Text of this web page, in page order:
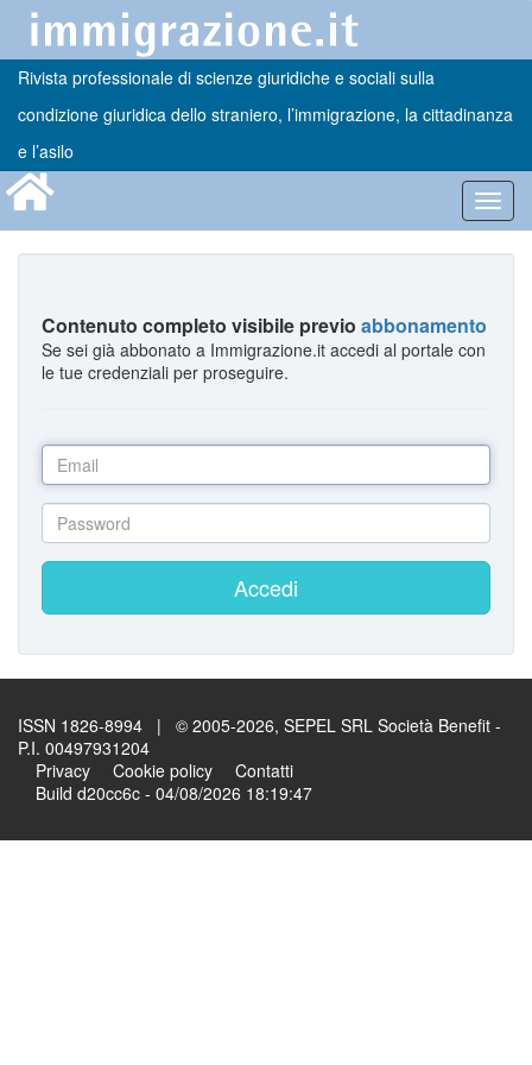
Rivista professionale di scienze giuridiche e sociali sulla
condizione giuridica dello straniero, l’immigrazione, la cittadinanza
e l’asilo
Contenuto completo visibile previo abbonamento
Se sei già abbonato a Immigrazione.it accedi al portale con
le tue credenziali per proseguire.
Accedi
ISSN 1826-8994 | © 2005-2026, SEPEL SRL Società Benefit -
P.I. 00497931204
Privacy
Cookie policy
Contatti
Build d20cc6c - 04/08/2026 18:19:47